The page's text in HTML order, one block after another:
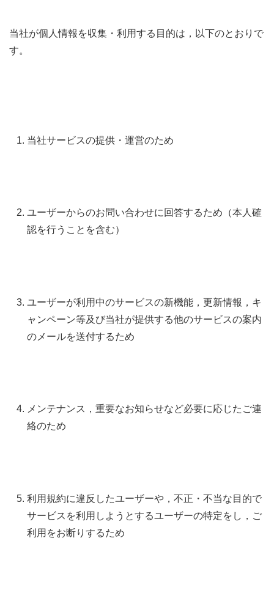
当社が個人情報を収集・利用する目的は，以下のとおりで
す。
当社サービスの提供・運営のため
ユーザーからのお問い合わせに回答するため（本人確
認を行うことを含む）
ユーザーが利用中のサービスの新機能，更新情報，キ
ャンペーン等及び当社が提供する他のサービスの案内
のメールを送付するため
メンテナンス，重要なお知らせなど必要に応じたご連
絡のため
利用規約に違反したユーザーや，不正・不当な目的で
サービスを利用しようとするユーザーの特定をし，ご
利用をお断りするため